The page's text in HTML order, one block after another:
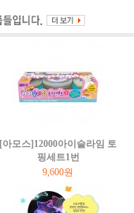
[아모스]12000아이슬라임 토
핑세트1번
9,600원